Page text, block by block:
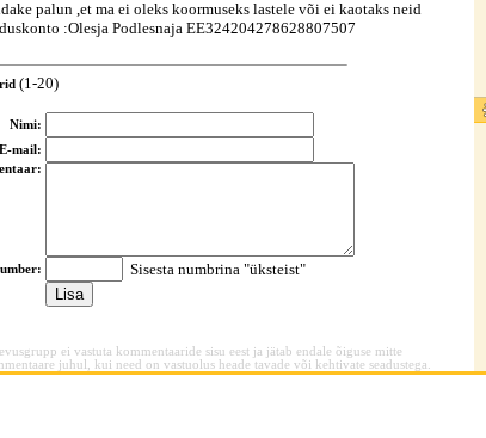
palun ,et ma ei oleks koormuseks lastele või ei kaotaks neid
:Olesja Podlesnaja EE324204278628807507
(1-20)
Nimi:
E-mail:
Sisesta numbrina "üksteist"
ei vastuta kommentaaride sisu eest ja jätab endale õiguse mitte
juhul, kui need on vastuolus heade tavade või kehtivate seadustega.